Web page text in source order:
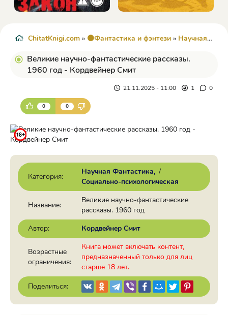
ChitatKnigi.com » 🟠Фантастика и фэнтези » Научная Фантастика
Великие научно-фантастические рассказы.
1960 год - Кордвейнер Смит
21.11.2025 - 11:00 1 0
0 0
Категория:
Научная Фантастика /
Социально-психологическая
Название:
Великие научно-фантастические
рассказы. 1960 год
Автор:
Кордвейнер Смит
Возрастные
ограничения:
Книга может включать контент,
предназначенный только для лиц
старше 18 лет.
Поделиться: